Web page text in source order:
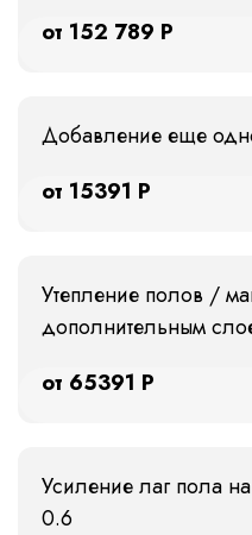
от 152 789 Р
Добавление еще
от 15391 Р
Утепление полов /
дополнительным
от 65391 Р
Усиление лаг пола
0.6